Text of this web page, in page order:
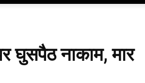
घुसपैठ नाकाम, मार